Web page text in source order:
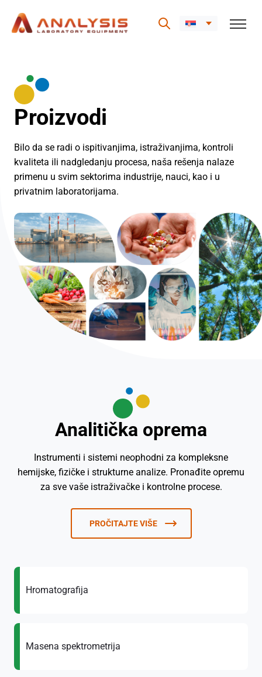
content
Proizvodi
Bilo da se radi o ispitivanjima, istraživanjima, kontroli
kvaliteta ili nadgledanju procesa, naša rešenja nalaze
primenu u svim sektorima industrije, nauci, kao i u
privatnim laboratorijama.
Analitička oprema
Instrumenti i sistemi neophodni za kompleksne
hemijske, fizičke i strukturne analize. Pronađite opremu
za sve vaše istraživačke i kontrolne procese.
PROČITAJTE VIŠE
Hromatografija
Masena spektrometrija